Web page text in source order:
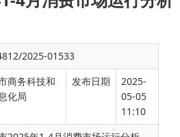
2025-01533
商务科技和
化局
发布日期
2025-
05-05
11:10